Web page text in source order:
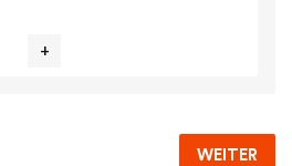
+
WEITER